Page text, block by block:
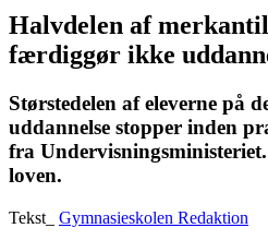
Halvdelen af
færdiggør ikke
Størstedelen af eleverne på
uddannelse stopper inden
fra
loven.
Tekst_ Gymnasieskolen Redaktion